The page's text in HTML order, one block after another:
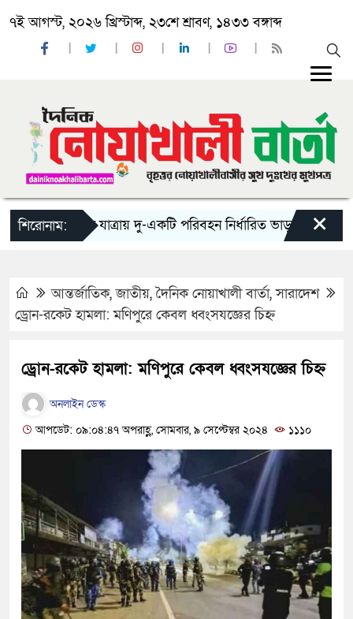
৭ই আগস্ট, ২০২৬ খ্রিস্টাব্দ, ২৩শে শ্রাবণ, ১৪৩৩ বঙ্গাব্দ
শিরোনাম:‘ঈদ যাত্রায় দু-একটি পরিবহন নির্ধারিত ভাড়ার চেয়েও কম
×
আন্তর্জাতিক,জাতীয়,দৈনিক নোয়াখালী বার্তা,সারাদেশ
ড্রোন-রকেট হামলা: মণিপুরে কেবল ধ্বংসযজ্ঞের চিহ্ন
ড্রোন-রকেট হামলা: মণিপুরে কেবল ধ্বংসযজ্ঞের চিহ্ন
অনলাইন ডেস্ক
আপডেট: ০৯:০৪:৪৭ অপরাহ্ণ, সোমবার, ৯ সেপ্টেম্বর ২০২৪
১১১০